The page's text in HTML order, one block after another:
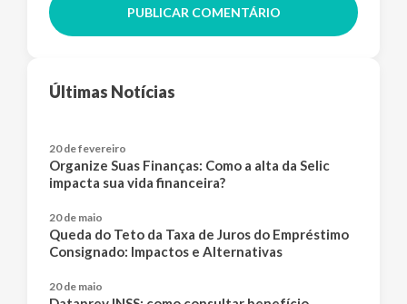
PUBLICAR COMENTÁRIO
Últimas Notícias
20 de fevereiro
Organize Suas Finanças: Como a alta da Selic
impacta sua vida financeira?
20 de maio
Queda do Teto da Taxa de Juros do Empréstimo
Consignado: Impactos e Alternativas
20 de maio